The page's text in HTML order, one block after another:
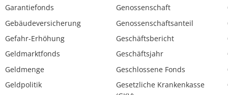
Garantiefonds
Gebäudeversicherung
Gefahr-Erhöhung
Geldmarktfonds
Geldmenge
Geldpolitik
Genossenschaft
Genossenschaftsanteil
Geschäftsbericht
Geschäftsjahr
Geschlossene Fonds
Gesetzliche Krankenkasse